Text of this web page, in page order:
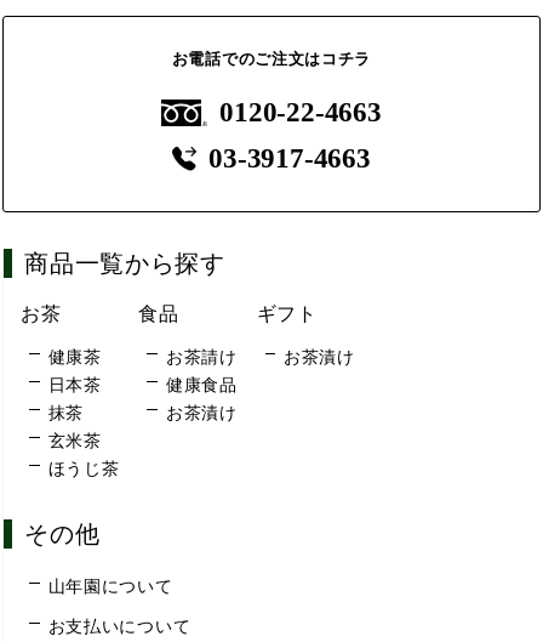
お電話でのご注文はコチラ
0120-22-4663
03-3917-4663
商品一覧から探す
お茶
健康茶
日本茶
抹茶
玄米茶
ほうじ茶
食品
お茶請け
健康食品
お茶漬け
ギフト
お茶漬け
その他
山年園について
お支払いについて